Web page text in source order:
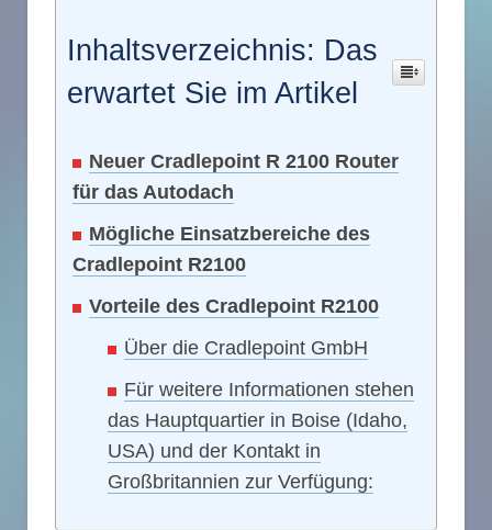
Inhaltsverzeichnis: Das
erwartet Sie im Artikel
Neuer Cradlepoint R 2100 Router
für das Autodach
Mögliche Einsatzbereiche des
Cradlepoint R2100
Vorteile des Cradlepoint R2100
Über die Cradlepoint GmbH
Für weitere Informationen stehen
das Hauptquartier in Boise (Idaho,
USA) und der Kontakt in
Großbritannien zur Verfügung: